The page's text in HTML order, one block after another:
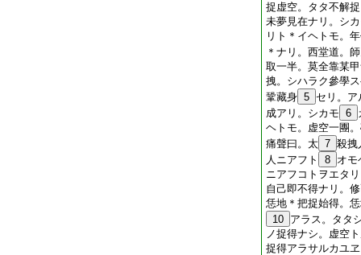
捉虚空。タタ不解
未夢見在ナリ。シ
リト＊イヘトモ。
＊ナリ。西堂道。
取一半。莫全靠某
拽。シハラク參學
鞏藏身 5 セリ。
成アリ。シカモ 6
ヘトモ。虚空一團
痛聲曰。太 7 殺拽
人ニアフト
8 オモ
ニアフコトヲエタ
自己即不得ナリ。
恁地＊把捉始得。
10 アラス。タタ
ノ捉得ナシ。虚空
捉得アラサルカユ